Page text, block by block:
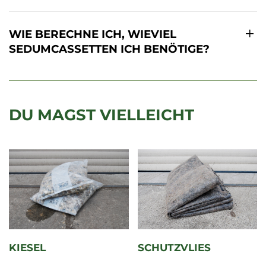
WIE BERECHNE ICH, WIEVIEL
SEDUMCASSETTEN ICH BENÖTIGE?
DU MAGST VIELLEICHT
KIESEL SCHUTZVLIES